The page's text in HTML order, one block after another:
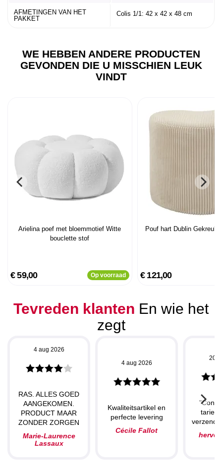
AFMETINGEN VAN HET
PAKKET
Colis 1/1: 42 x 42 x 48 cm
WE HEBBEN ANDERE PRODUCTEN
GEVONDEN DIE U MISSCHIEN LEUK
VINDT
Arielina poef met bloemmotief Witte
bouclette stof
€ 59,00 Op voorraad
Pouf hart Dublin Gekreukt
€ 121,00
Tevreden klanten En wie het
zegt
4 aug 2026
RAS. ALLES GOED
AANGEKOMEN.
PRODUCT MAAR
ZONDER ZORGEN
Marie-Laurence
Lassaux
4 aug 2026
Kwaliteitsartikel en
perfecte levering
Cécile Fallot
20
herve